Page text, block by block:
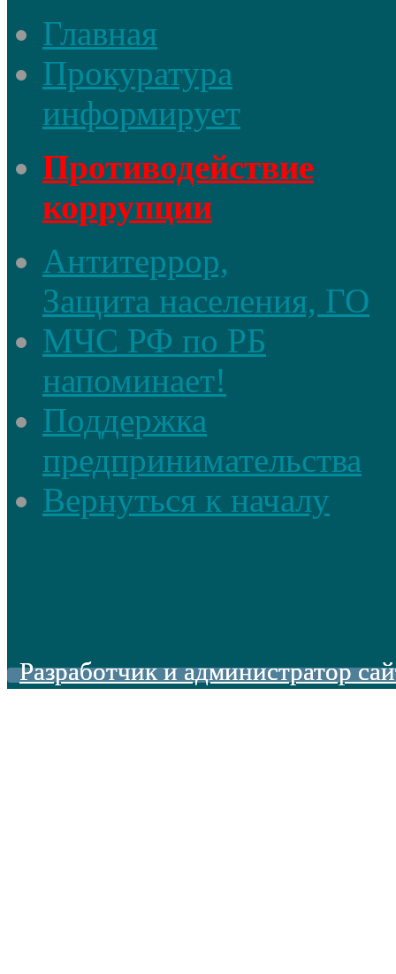
Главная
Прокуратура
информирует
Противодействие
коррупции
Антитеррор,
Защита населения, ГО
МЧС РФ по РБ
напоминает!
Поддержка
предпринимательства
Вернуться к началу
Разработчик и администратор